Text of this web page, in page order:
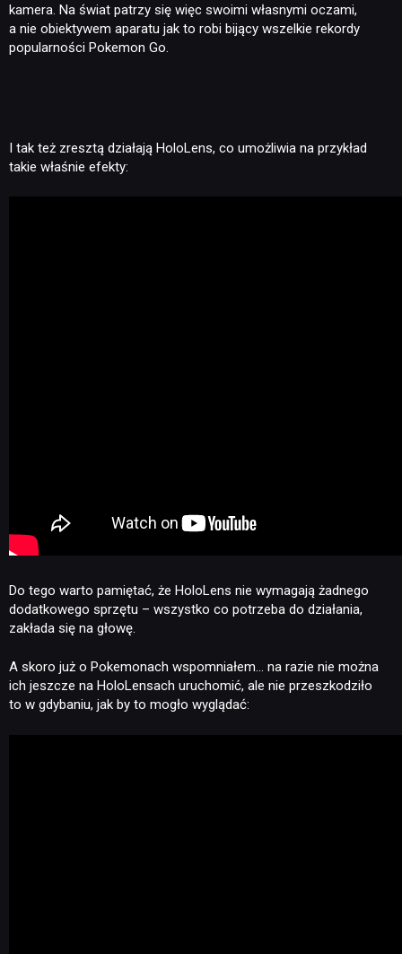
kamera. Na świat patrzy się więc swoimi własnymi oczami,
a nie obiektywem aparatu jak to robi bijący wszelkie rekordy
popularności Pokemon Go.
I tak też zresztą działają HoloLens, co umożliwia na przykład
takie właśnie efekty:
Do tego warto pamiętać, że HoloLens nie wymagają żadnego
dodatkowego sprzętu – wszystko co potrzeba do działania,
zakłada się na głowę.
A skoro już o Pokemonach wspomniałem… na razie nie można
ich jeszcze na HoloLensach uruchomić, ale nie przeszkodziło
to w gdybaniu, jak by to mogło wyglądać: